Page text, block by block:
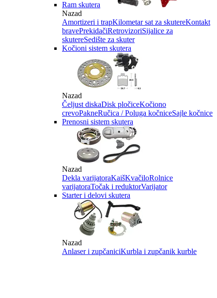
Ram skutera
Nazad
Amortizeri i trapKilometar sat za skutereKontakt
bravePrekidačiRetrovizoriSijalice za
skutereSedište za skuter
Kočioni sistem skutera
Nazad
Čeljust diskaDisk pločiceKočiono
crevoPakneRučica / Poluga kočniceSajle kočnice
Prenosni sistem skutera
Nazad
Dekla varijatoraKaišKvačiloRolnice
varijatoraTočak i reduktorVarijator
Starter i delovi skutera
Nazad
Anlaser i zupčaniciKurbla i zupčanik kurble